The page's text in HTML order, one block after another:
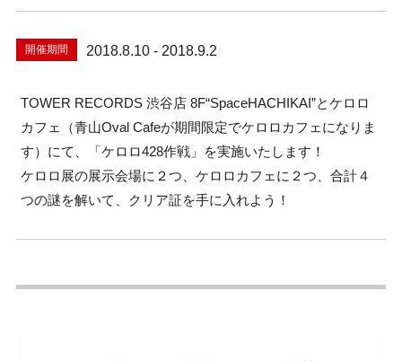
開催期間 2018.8.10 - 2018.9.2
TOWER RECORDS 渋谷店 8F“SpaceHACHIKAI”とケロロ
カフェ（青山Oval Cafeが期間限定でケロロカフェになりま
す）にて、「ケロロ428作戦」を実施いたします！
ケロロ展の展示会場に２つ、ケロロカフェに２つ、合計４
つの謎を解いて、クリア証を手に入れよう！